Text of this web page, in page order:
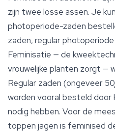
zijn twee losse assen. Je
photoperiode-zaden
zaden, regular
Feminisatie — de
vrouwelijke planten zorgt —
Regular zaden (ongeveer
worden vooral besteld
nodig hebben. Voor de
toppen jagen is feminised